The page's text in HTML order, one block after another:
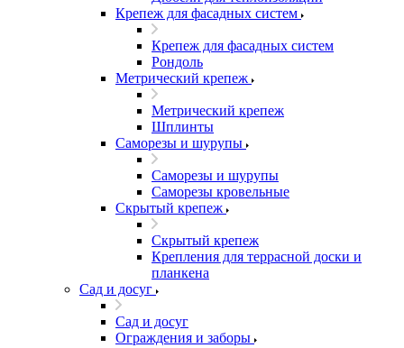
Крепеж для фасадных систем
Крепеж для фасадных систем
Рондоль
Метрический крепеж
Метрический крепеж
Шплинты
Саморезы и шурупы
Саморезы и шурупы
Саморезы кровельные
Скрытый крепеж
Скрытый крепеж
Крепления для террасной доски и
планкена
Сад и досуг
Сад и досуг
Ограждения и заборы